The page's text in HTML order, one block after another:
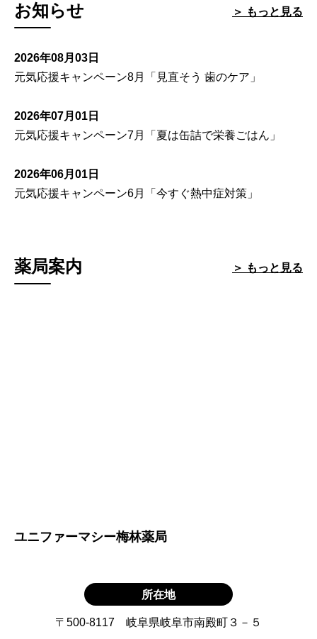
お知らせ
2026年08月03日
元気応援キャンペーン8月「見直そう 歯のケア」
2026年07月01日
元気応援キャンペーン7月「夏は缶詰で栄養ごはん」
2026年06月01日
元気応援キャンペーン6月「今すぐ熱中症対策」
＞ もっと見る
薬局案内
ユニファーマシー梅林薬局
所在地
〒500-8117 岐阜県岐阜市南殿町３－５
＞ もっと見る